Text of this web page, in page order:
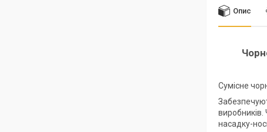
Опис
Сумісне
насадку-